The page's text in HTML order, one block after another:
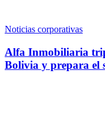
Noticias corporativas
Alfa Inmobiliaria
Bolivia y prepara el